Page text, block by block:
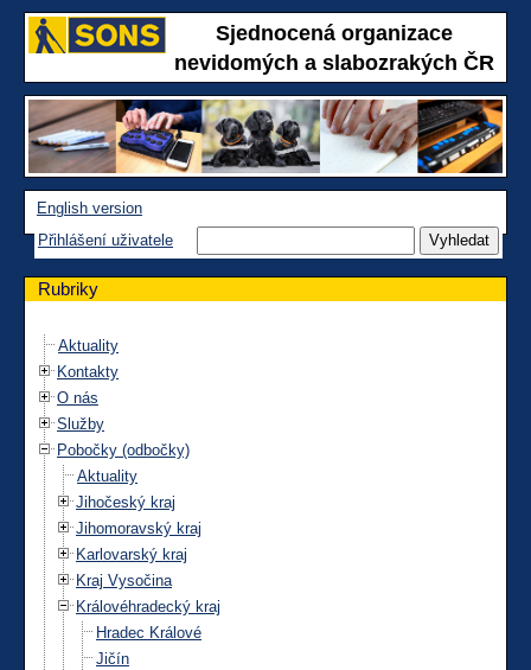
Sjednocená organizace
nevidomých a slabozrakých ČR
English version
Přihlášení uživatele
Rubriky
Aktuality
Kontakty
O nás
Služby
Pobočky (odbočky)
Aktuality
Jihočeský kraj
Jihomoravský kraj
Karlovarský kraj
Kraj Vysočina
Královéhradecký kraj
Hradec Králové
Jičín